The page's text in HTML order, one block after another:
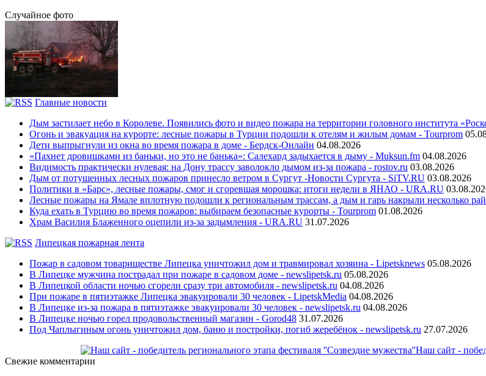
Случайное фото
Главные новости
Дым застилает небо в Королеве. Появились фото и видео пожара на территории головного института
Огонь и эвакуация на курорте: лесные пожары в Турции подошли к отелям и жилым домам - Tourprom
Дети выпрыгнули из окна во время пожара в доме - Бердск-Онлайн 04.08.2026
«Пахнет дровишками из баньки, но это не банька»: Салехард задыхается в дыму - Muksun.fm 04.08.2026
Видимость практически нулевая: на Дону трассу заволокло дымом из-за пожара - rostov.ru 03.08.2026
Дым от потушенных лесных пожаров принесло ветром в Сургут -Новости Сургута - SiTV.RU 03.08.2026
Политики в «Барс», лесные пожары, смог и сгоревшая морошка: итоги недели в ЯНАО - URA.RU
Лесные пожары на Ямале вплотную подошли к региональным трассам, а дым и гарь накрыли несколько
Куда ехать в Турцию во время пожаров: выбираем безопасные курорты - Tourprom 01.08.2026
Храм Василия Блаженного оцепили из-за задымления - URA.RU 31.07.2026
Липецкая пожарная лента
Пожар в садовом товариществе Липецка уничтожил дом и травмировал хозяина - Lipetsknews 05.08.2026
В Липецке мужчина пострадал при пожаре в садовом доме - newslipetsk.ru 05.08.2026
В Липецкой области ночью сгорели сразу три автомобиля - newslipetsk.ru 04.08.2026
При пожаре в пятиэтажке Липецка эвакуировали 30 человек - LipetskMedia 04.08.2026
В Липецке из-за пожара в пятиэтажке эвакуировали 30 человек - newslipetsk.ru 04.08.2026
В Липецке ночью горел продовольственный магазин - Gorod48 31.07.2026
Под Чаплыгиным огонь уничтожил дом, баню и постройки, погиб жеребёнок - newslipetsk.ru 27.07.2026
Наш сайт -
Свежие комментарии